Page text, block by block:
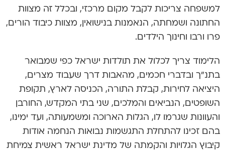
למשפחה צריכות לקבל מקום מרכזי, ובכלל זה מצוות
החתונה ושמחתה, הנאמנות בנישואין, מצוות כיבוד הורים,
פרו ורבו וחינוך הילדים.
הלימוד צריך לכלול את תולדות ישראל כפי שמבואר
בתנ”ך ובדברי חכמים, מהאבות דרך שעבוד מצרים,
היציאה לחירות, קבלת התורה, הכניסה לארץ, תקופת
השופטים, הנביאים והמלכים, שני בתי המקדש, החורבן
והעוונות שגרמו לו, הגלות הארוכה ומשמעותה, ועד ימינו,
בהם זכינו להתחלת התגשמות נבואות הנחמה אודות
קיבוץ הגלויות והקמתה של מדינת ישראל ראשית צמיחת